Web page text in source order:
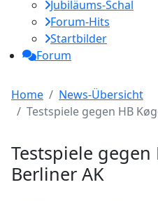
Jubiläums-Schal
Forum-Hits
Startbilder
Forum
Home
News-Übersicht
Testspiele gegen HB
Testspiele gegen
Berliner AK